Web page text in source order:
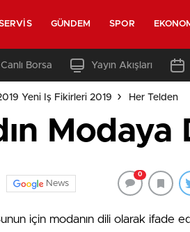
GÜNDEM SPOR
Canlı Borsa Yayın Akışları
Yeni Iş Fikirleri 2019 Her Telden
News
0
için modanın dili olarak ifade